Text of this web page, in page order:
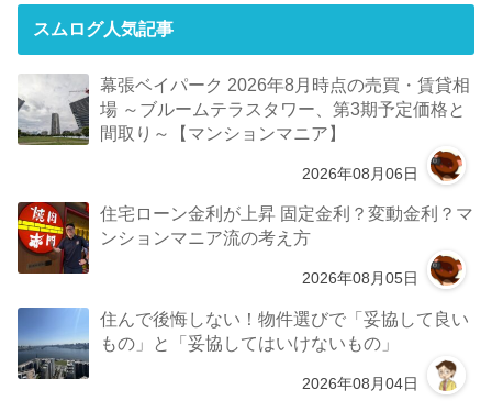
スムログ人気記事
幕張ベイパーク 2026年8月時点の売買・賃貸相
場 ～ブルームテラスタワー、第3期予定価格と
間取り～【マンションマニア】
2026年08月06日
住宅ローン金利が上昇 固定金利？変動金利？マ
ンションマニア流の考え方
2026年08月05日
住んで後悔しない！物件選びで「妥協して良い
もの」と「妥協してはいけないもの」
2026年08月04日